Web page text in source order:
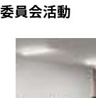
委員会活動